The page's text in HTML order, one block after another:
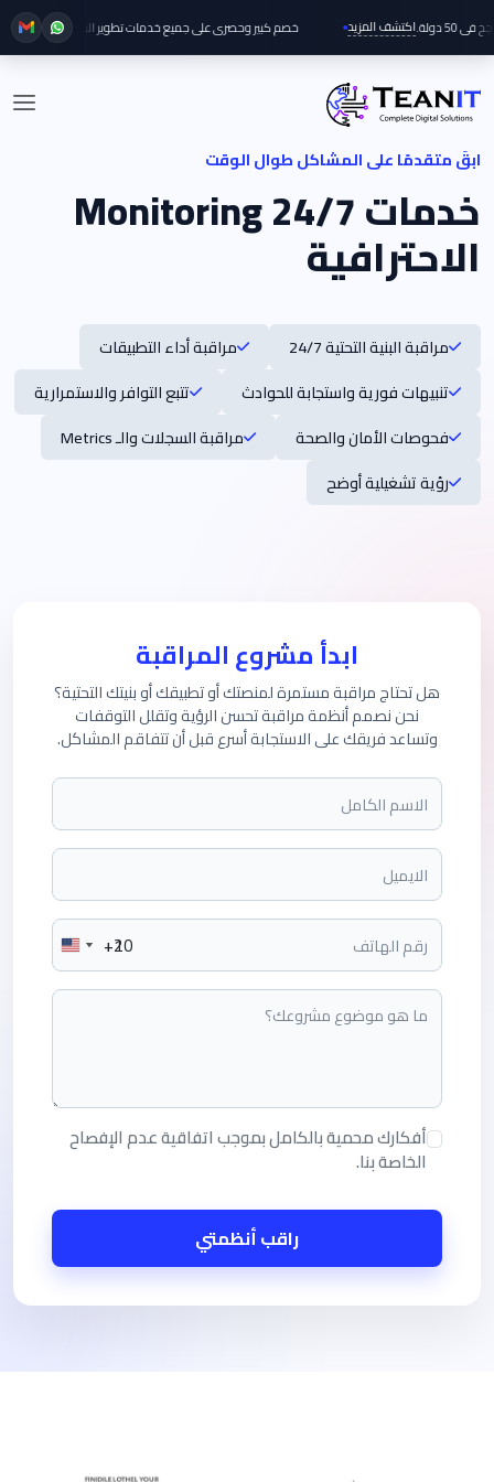
اكتشف المزيد خصم كبير وحصري على جميع خدمات تطوير البلوك تشين هذا
ابقَ متقدمًا على المشاكل طوال الوقت
خدمات 24/7 Monitoring
الاحترافية
مراقبة البنية التحتية 24/7
مراقبة أداء التطبيقات
تنبيهات فورية واستجابة للحوادث
تتبع التوافر والاستمرارية
فحوصات الأمان والصحة
مراقبة السجلات والـ Metrics
رؤية تشغيلية أوضح
ابدأ مشروع المراقبة
هل تحتاج مراقبة مستمرة لمنصتك أو تطبيقك أو بنيتك التحتية؟
نحن نصمم أنظمة مراقبة تحسن الرؤية وتقلل التوقفات
وتساعد فريقك على الاستجابة أسرع قبل أن تتفاقم المشاكل.
+20
+1
أفكارك محمية بالكامل بموجب اتفاقية عدم الإفصاح
الخاصة بنا.
راقب أنظمتي